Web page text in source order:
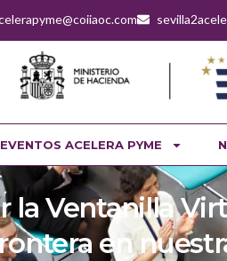
EVENTOS ACELERA PYME
Ventanilla
en